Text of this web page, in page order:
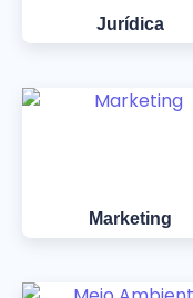
Jurídica
Marketing